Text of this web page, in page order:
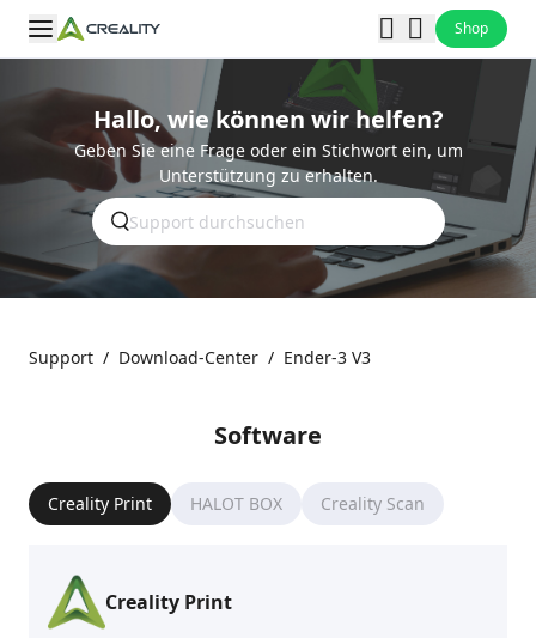
Shop
Hallo, wie können wir helfen?
Geben Sie eine Frage oder ein Stichwort ein, um
Unterstützung zu erhalten.
Support / Download-Center / Ender-3 V3
Software
Creality Print HALOT BOX Creality Scan
Creality Print